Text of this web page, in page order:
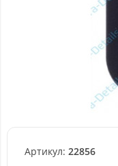
Артикул: 22856